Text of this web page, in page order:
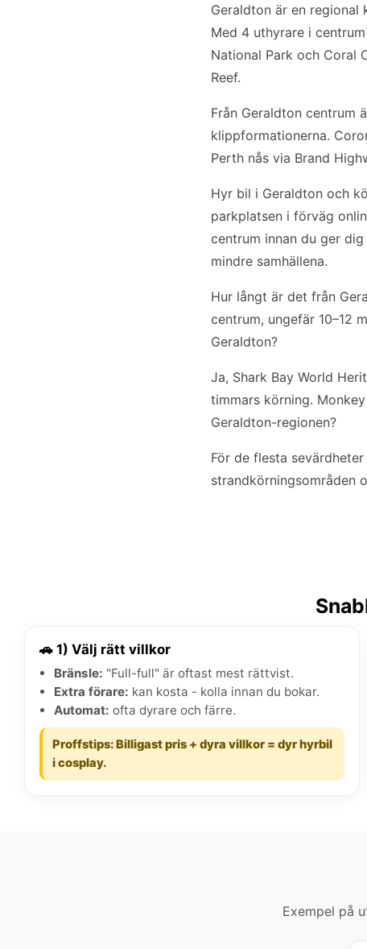
Geraldton är en regional
Med 4 uthyrare i
National Park och Coral
Reef.
Från Geraldton centrum
klippformationerna.
Perth nås via Brand
Hyr bil i Geraldton och
parkplatsen i förväg
centrum innan du ger
mindre samhällena.
Hur långt är det från
centrum, ungefär 10–12
Geraldton?
Ja, Shark Bay World
timmars körning.
Geraldton-regionen?
För de flesta
strandkörningsområden
🚗 1) Välj rätt villkor
Bränsle: "Full-full" är oftast mest rättvist.
Extra förare: kan kosta - kolla innan du bokar.
Automat: ofta dyrare och färre.
Proffstips: Billigast pris + dyra villkor = dyr hyrbil
i cosplay.
Exempel på